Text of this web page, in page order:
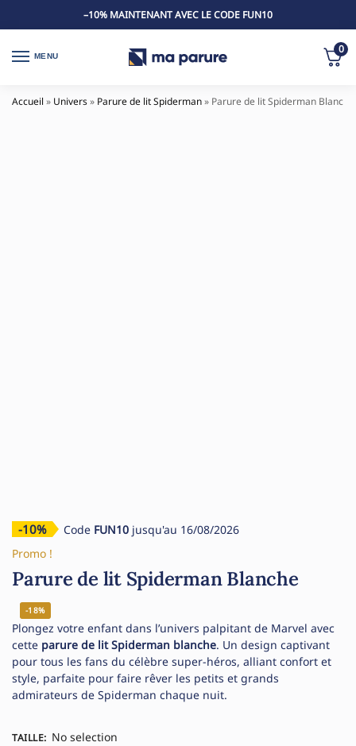
–10% MAINTENANT AVEC LE CODE FUN10
MENU
0
Accueil » Univers» Parure de lit Spiderman» Parure de lit Spiderman Blanche
-10% Code FUN10 jusqu'au 16/08/2026
Promo !
Parure de lit Spiderman Blanche
-18%
Plongez votre enfant dans l’univers palpitant de Marvel avec
cette parure de lit Spiderman blanche. Un design captivant
pour tous les fans du célèbre super-héros, alliant confort et
style, parfaite pour faire rêver les petits et grands
admirateurs de Spiderman chaque nuit.
TAILLE: No selection